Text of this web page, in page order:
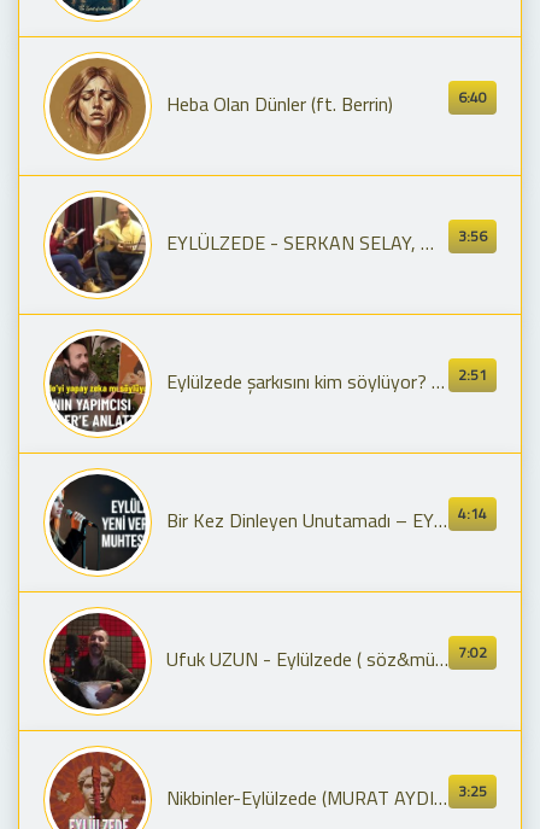
6:40
Heba Olan Dünler (ft. Berrin)
3:56
EYLÜLZEDE - SERKAN SELAY, MERVE NUR KARAGÜL
2:51
Eylülzede şarkısını kim söylüyor? Volkan Samet Altuntaş atv'ye anlattı - atv Ana Haber 23 Ekim 2025
4:14
Bir Kez Dinleyen Unutamadı – EYLÜLZADE 💔 (Yeni Versiyon | Damar + Hüzün)
7:02
Ufuk UZUN - Eylülzede ( söz&müzik: Serkan SELAY)
3:25
Nikbinler-Eylülzede (MURAT AYDIN REMIX)